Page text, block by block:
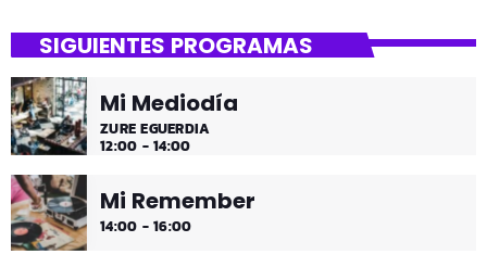
SIGUIENTES PROGRAMAS
Mi Mediodía
ZURE EGUERDIA
12:00 - 14:00
Mi Remember
14:00 - 16:00